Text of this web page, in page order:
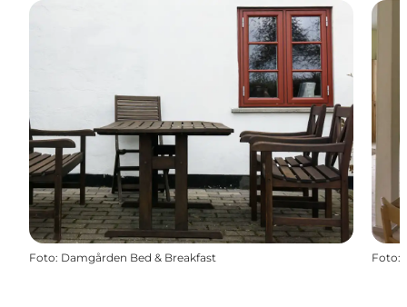
Foto: Damgården Bed & Breakfast Foto: